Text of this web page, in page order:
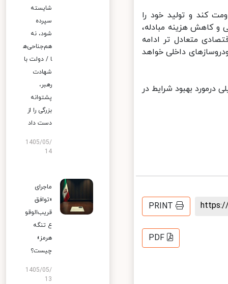
کند و تولید خود را
کاهش هزینه مبادله،
متعادل تر ادامه
داخلی خواهد
بهبود شرایط در
PRINT
PDF
شایسته
سپرده
شود، نه
هم‌جناحی‌ه
ا / دولت با
شهادت
رهبر،
پشتوانه
بزرگی را از
دست داد
1405/05/
14
ماجرای
«توافق
قریب‌الوقو
ع تنگه
هرمز»
چیست؟
1405/05/
13